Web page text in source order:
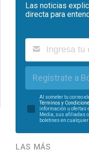
Las noticias
directa para
Regístrate a
Al someter tu correo
Términos y
información u ofertas
Media, sus afiliadas
boletines en cualquier
LAS MÁS